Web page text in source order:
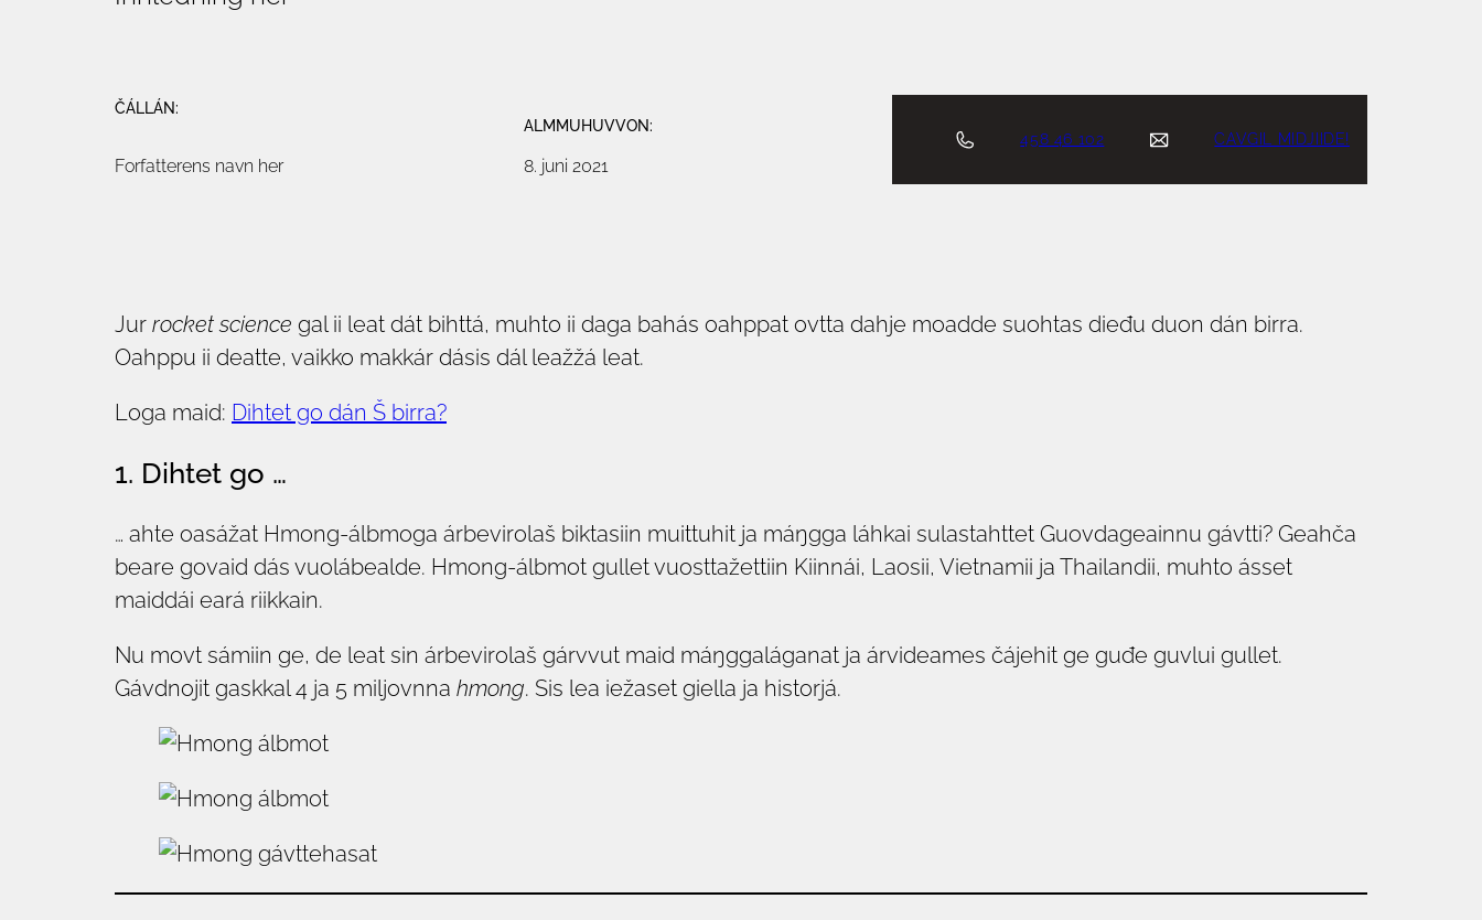
ČÁLLÁN:
Forfatterens navn her
ALMMUHUVVON:
8. juni 2021
458 46 102 CAVGIL MIDJIIDE!
Jur rocket science gal ii leat dát bihttá, muhto ii daga bahás oahppat ovtta dahje moadde suohtas dieđu duon dán birra.
Oahppu ii deatte, vaikko makkár dásis dál leažžá leat.
Loga maid: Dihtet go dán Š birra?
1. Dihtet go …
… ahte oasážat Hmong-álbmoga árbevirolaš biktasiin muittuhit ja máŋgga láhkai sulastahttet Guovdageainnu gávtti? Geahča
beare govaid dás vuolábealde. Hmong-álbmot gullet vuosttažettiin Kiinnái, Laosii, Vietnamii ja Thailandii, muhto ásset
maiddái eará riikkain.
Nu movt sámiin ge, de leat sin árbevirolaš gárvvut maid máŋggaláganat ja árvideames čájehit ge guđe guvlui gullet.
Gávdnojit gaskkal 4 ja 5 miljovnna hmong. Sis lea iežaset giella ja historjá.